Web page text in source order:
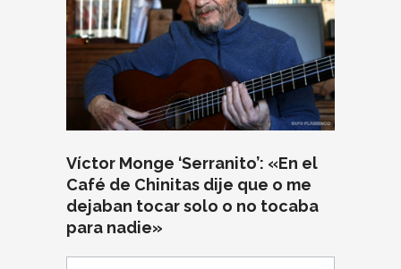
Víctor Monge ‘Serranito’: «En el
Café de Chinitas dije que o me
dejaban tocar solo o no tocaba
para nadie»